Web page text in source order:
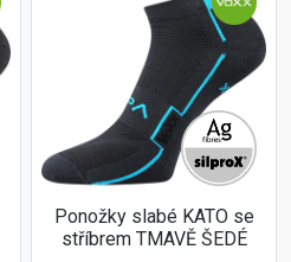
Ponožky slabé KATO se
stříbrem TMAVĚ ŠEDÉ